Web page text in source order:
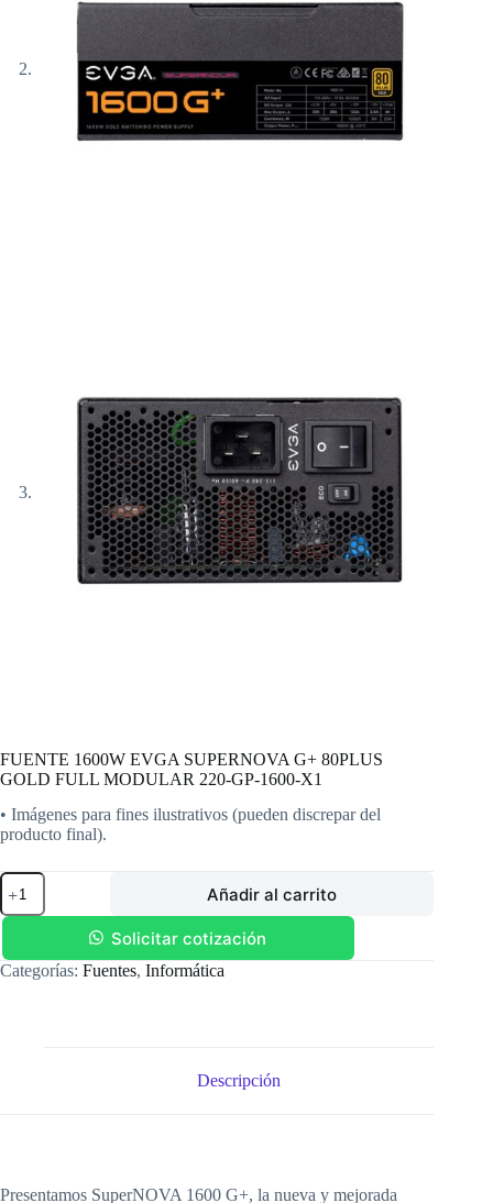
FUENTE 1600W EVGA SUPERNOVA G+ 80PLUS
GOLD FULL MODULAR 220-GP-1600-X1
• Imágenes para fines ilustrativos (pueden discrepar del
producto final).
FUENTE
1600W
EVGA
SUPERNOVA
G+
80PLUS
Añadir al carrito
Solicitar cotización
Categorías: Fuentes, Informática
Descripción
Presentamos SuperNOVA 1600 G+, la nueva y mejorada